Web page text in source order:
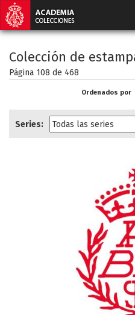
Colección de
Página 108 de 468
Ordenados por
Series: